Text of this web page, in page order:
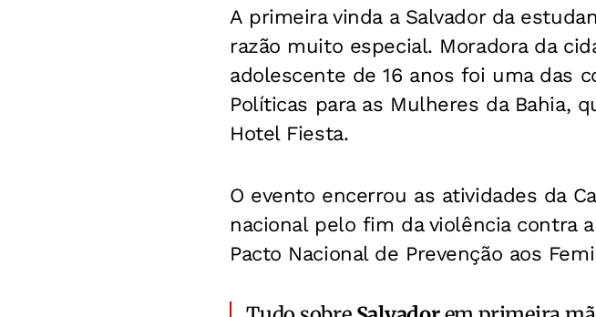
A primeira vinda a Salvador da
razão muito especial. Moradora da
adolescente de 16 anos foi uma das
Políticas para as Mulheres da Bahia,
Hotel Fiesta.
O evento encerrou as atividades da
nacional pelo fim da violência contra
Pacto Nacional de Prevenção aos